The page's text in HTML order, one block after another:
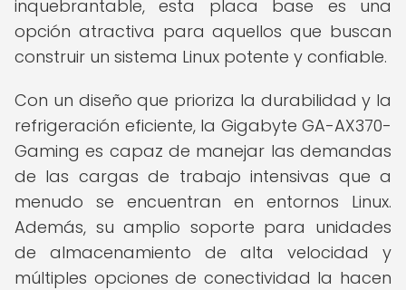
inquebrantable, esta placa base es una
opción atractiva para aquellos que buscan
construir un sistema Linux potente y confiable.
Con un diseño que prioriza la durabilidad y la
refrigeración eficiente, la Gigabyte GA-AX370-
Gaming es capaz de manejar las demandas
de las cargas de trabajo intensivas que a
menudo se encuentran en entornos Linux.
Además, su amplio soporte para unidades
de almacenamiento de alta velocidad y
múltiples opciones de conectividad la hacen